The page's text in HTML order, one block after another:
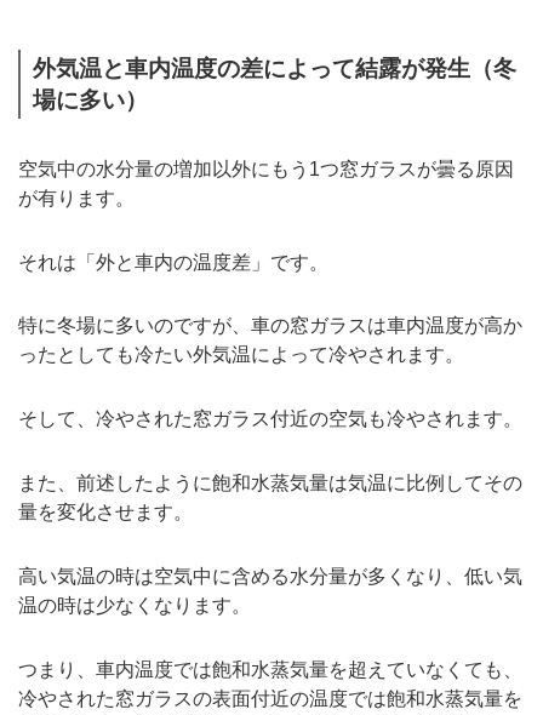
外気温と車内温度の差によって結露が発生（冬
場に多い）
空気中の水分量の増加以外にもう1つ窓ガラスが曇る原因
が有ります。
それは「外と車内の温度差」です。
特に冬場に多いのですが、車の窓ガラスは車内温度が高か
ったとしても冷たい外気温によって冷やされます。
そして、冷やされた窓ガラス付近の空気も冷やされます。
また、前述したように飽和水蒸気量は気温に比例してその
量を変化させます。
高い気温の時は空気中に含める水分量が多くなり、低い気
温の時は少なくなります。
つまり、車内温度では飽和水蒸気量を超えていなくても、
冷やされた窓ガラスの表面付近の温度では飽和水蒸気量を